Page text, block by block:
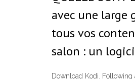
avec une large
tous vos
salon : un
Download Kodi.